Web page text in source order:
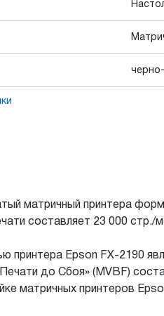
матричный принтера
составляет 23 000 стр./
принтера Epson FX-2190
до Сбоя» (MVBF)
матричных принтеров